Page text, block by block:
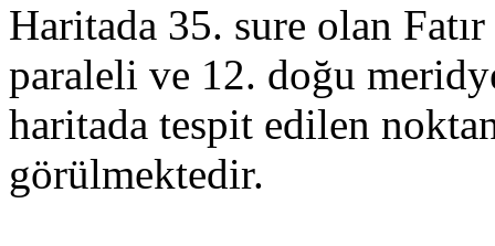
Haritada 35. sure olan
paraleli ve 12. doğu
haritada tespit edilen
görülmektedir.